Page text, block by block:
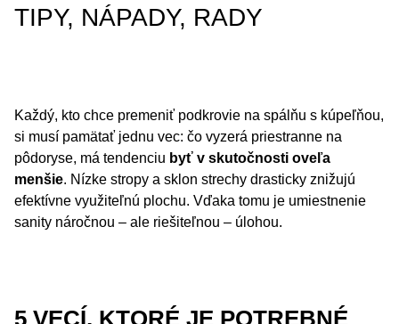
TIPY, NÁPADY, RADY
Každý, kto chce premeniť podkrovie na spálňu s kúpeľňou,
si musí pamätať jednu vec: čo vyzerá priestranne na
pôdoryse, má tendenciu byť v skutočnosti oveľa
menšie. Nízke stropy a sklon strechy drasticky znižujú
efektívne využiteľnú plochu. Vďaka tomu je umiestnenie
sanity náročnou – ale riešiteľnou – úlohou.
5 VECÍ, KTORÉ JE POTREBNÉ